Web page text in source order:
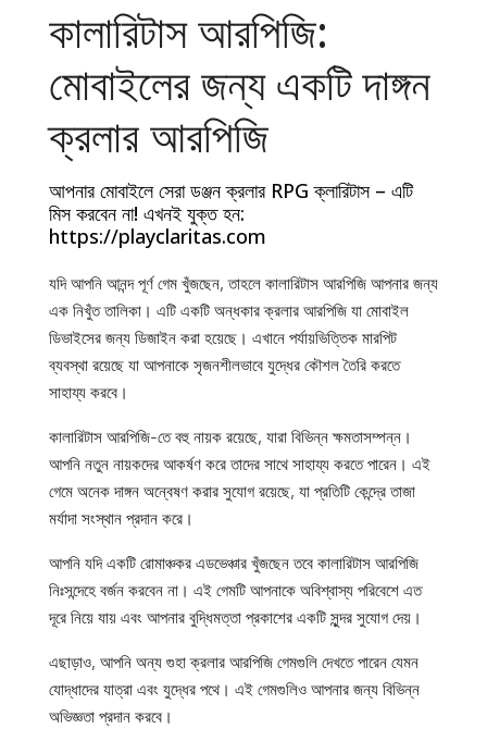
কালারিটাস আরপিজি:
মোবাইলের জন্য একটি দাঙ্গন
ক্রলার আরপিজি
আপনার মোবাইলে সেরা ডঞ্জন ক্রলার RPG ক্লারিটাস – এটি
মিস করবেন না! এখনই যুক্ত হন:
https://playclaritas.com
যদি আপনি আনন্দ পূর্ণ গেম খুঁজছেন, তাহলে কালারিটাস আরপিজি আপনার জন্য
এক নিখুঁত তালিকা। এটি একটি অন্ধকার ক্রলার আরপিজি যা মোবাইল
ডিভাইসের জন্য ডিজাইন করা হয়েছে। এখানে পর্যায়ভিত্তিক মারপিট
ব্যবস্থা রয়েছে যা আপনাকে সৃজনশীলভাবে যুদ্ধের কৌশল তৈরি করতে
সাহায্য করবে।
কালারিটাস আরপিজি-তে বহু নায়ক রয়েছে, যারা বিভিন্ন ক্ষমতাসম্পন্ন।
আপনি নতুন নায়কদের আকর্ষণ করে তাদের সাথে সাহায্য করতে পারেন। এই
গেমে অনেক দাঙ্গন অন্বেষণ করার সুযোগ রয়েছে, যা প্রতিটি কেন্দ্রে তাজা
মর্যাদা সংস্থান প্রদান করে।
আপনি যদি একটি রোমাঞ্চকর এডভেঞ্চার খুঁজছেন তবে কালারিটাস আরপিজি
নিঃসন্দেহে বর্জন করবেন না। এই গেমটি আপনাকে অবিশ্বাস্য পরিবেশে এত
দূরে নিয়ে যায় এবং আপনার বুদ্ধিমত্তা প্রকাশের একটি সুন্দর সুযোগ দেয়।
এছাড়াও, আপনি অন্য গুহা ক্রলার আরপিজি গেমগুলি দেখতে পারেন যেমন
যোদ্ধাদের যাত্রা এবং যুদ্ধের পথে। এই গেমগুলিও আপনার জন্য বিভিন্ন
অভিজ্ঞতা প্রদান করবে।